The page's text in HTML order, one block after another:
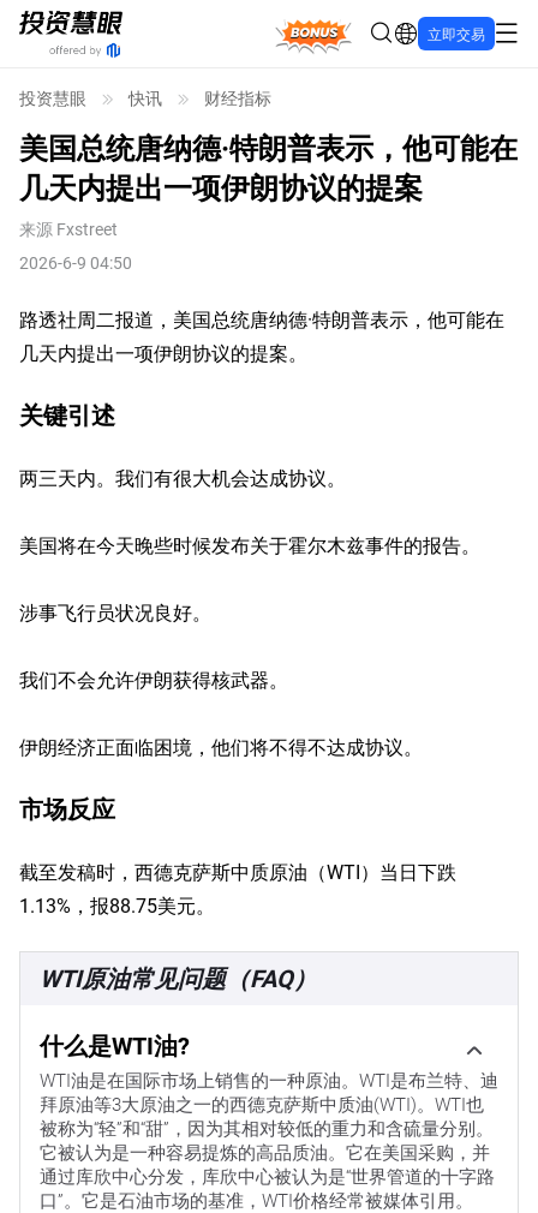
Bonus 立即交易
投资慧眼 快讯 财经指标
美国总统唐纳德·特朗普表示，他可能在
几天内提出一项伊朗协议的提案
来源 Fxstreet
2026-6-9 04:50
路透社周二报道，美国总统唐纳德·特朗普表示，他可能在
几天内提出一项伊朗协议的提案。
关键引述
两三天内。我们有很大机会达成协议。
美国将在今天晚些时候发布关于霍尔木兹事件的报告。
涉事飞行员状况良好。
我们不会允许伊朗获得核武器。
伊朗经济正面临困境，他们将不得不达成协议。
市场反应
截至发稿时，西德克萨斯中质原油（WTI）当日下跌
1.13%，报88.75美元。
WTI原油常见问题（FAQ）
什么是WTI油?
WTI油是在国际市场上销售的一种原油。WTI是布兰特、迪
拜原油等3大原油之一的西德克萨斯中质油(WTI)。WTI也
被称为“轻”和“甜”，因为其相对较低的重力和含硫量分别。
它被认为是一种容易提炼的高品质油。它在美国采购，并
通过库欣中心分发，库欣中心被认为是“世界管道的十字路
口”。它是石油市场的基准，WTI价格经常被媒体引用。